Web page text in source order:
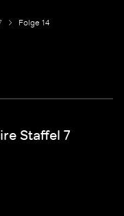
Folge 14
Staffel 7